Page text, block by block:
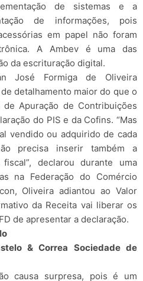
de sistemas e a
de informações, pois
em papel não foram
A Ambev é uma das
da escrituração digital.
José Formiga de Oliveira
detalhamento maior do que o
Apuração de Contribuições
do PIS e da Cofins. “Mas
vendido ou adquirido de cada
precisa inserir também a
declarou durante uma
na Federação do Comércio
Oliveira adiantou ao Valor
da Receita vai liberar os
de apresentar a declaração.
& Correa Sociedade de
causa surpresa, pois é um